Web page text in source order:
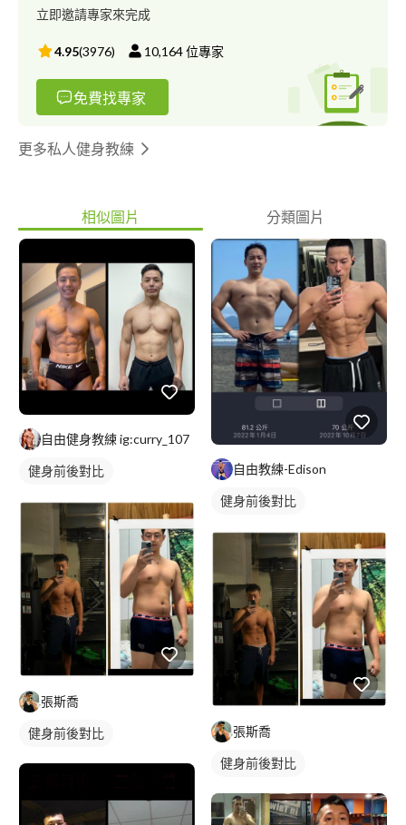
須做出的選擇。 每一次的汗水都是在打破過去的不可能、這次該
做對的事情對的選擇，你需要的是一個能真正了解你的教練，如果
你有勇氣按下聯繫我的方式，那麼你即將截然不同。
立即邀請專家來完成
4.95(3976) 10,164位專家
免費找專家
更多私人健身教練
相似圖片 分類圖片
自由健身教練 ig:curry_107
健身前後對比
張斯喬
健身前後對比
自由教練-Edison
健身前後對比
張斯喬
健身前後對比